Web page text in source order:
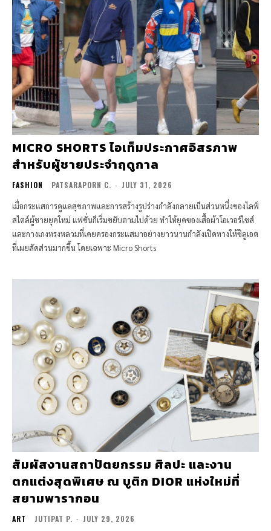
MICRO SHORTS ไอเท็มประกาศอิสรภาพ
สำหรับผู้ชายประจำฤดูกาล
FASHION PATSARAPORN C. - JULY 31, 2026
เมื่อกระแสการดูแลสุขภาพและการสร้างรูปร่างกำลังกลายเป็นส่วนหนึ่งของไลฟ์
สไตล์ผู้ชายยุคใหม่ แฟชั่นก็เริ่มขยับตามไปด้วย ทำให้ยุคของเสื้อผ้าโอเวอร์ไซส์
และกางเกงทรงหลวมที่เคยครองกระแสมาอย่างยาวนานกำลังเปิดทางให้ซิลูเอต
ที่เผยสัดส่วนมากขึ้น โดยเฉพาะ Micro Shorts
สัมผัสงานสถาปัตยกรรม ศิลปะ และงาน
ตกแต่งสุดพิเศษ ณ บูติก DIOR แห่งใหม่ที่
สยามพารากอน
ART JUTIPAT P. - JULY 29, 2026